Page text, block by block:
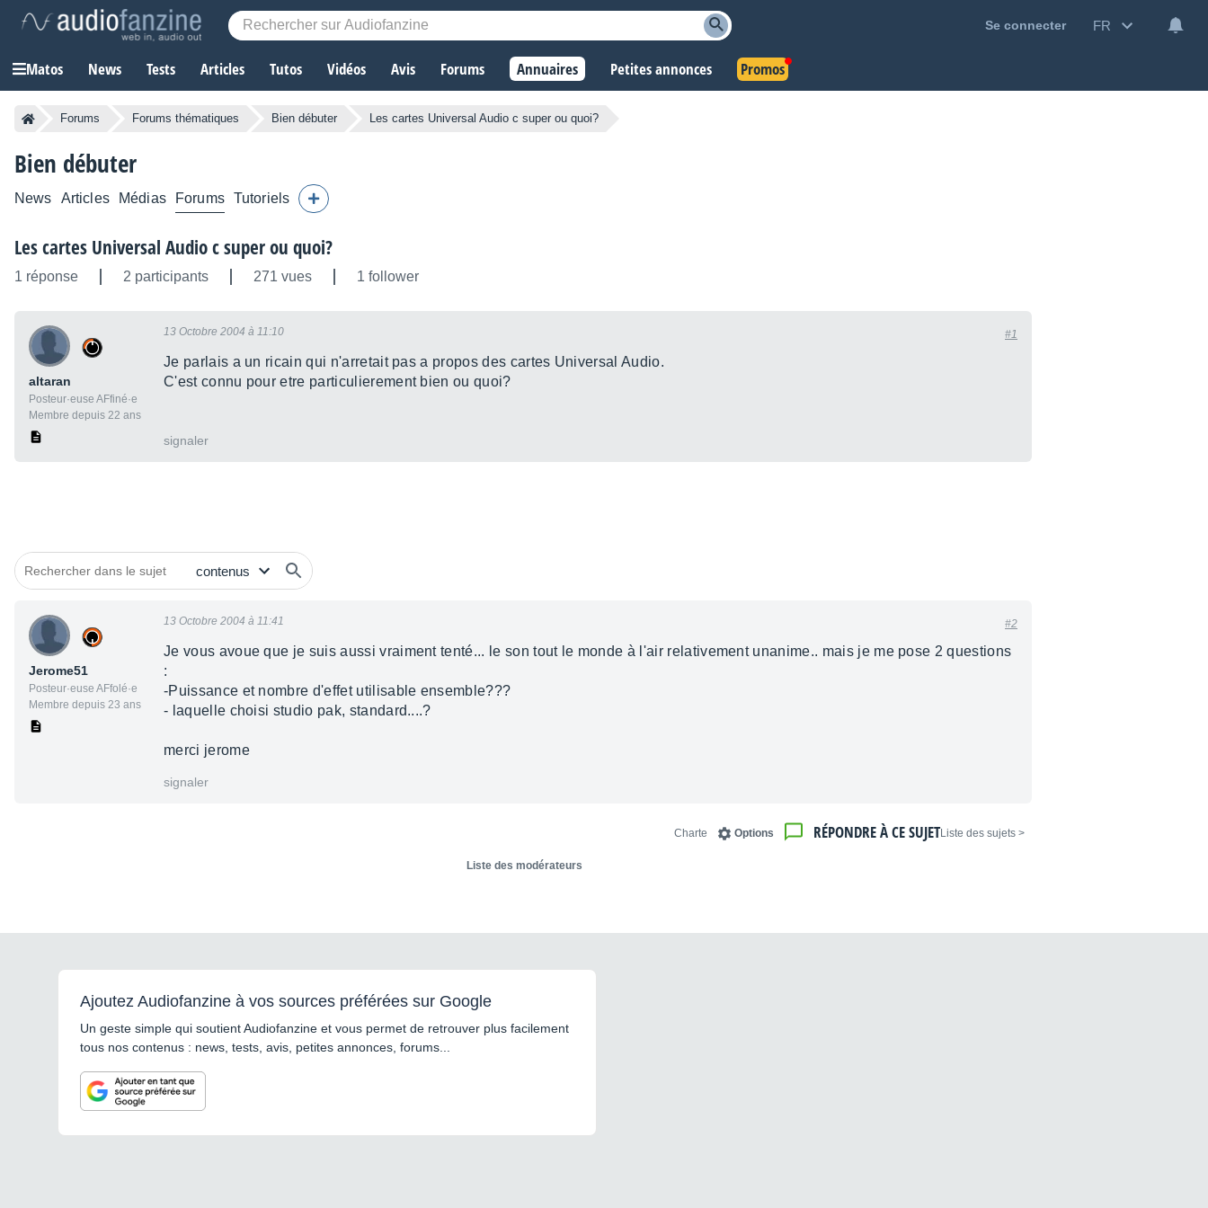
Se connecter FR
Matos News Tests Articles Tutos Vidéos Avis Forums Annuaires Petites annonces Promos
Forums Forums thématiques Bien débuter Les cartes Universal Audio c super ou quoi?
Bien débuter
News Articles Médias Forums Tutoriels
Les cartes Universal Audio c super ou quoi?
1 réponse 2 participants 271 vues 1 follower
altaran
Posteur·euse AFfiné·e
Membre depuis 22 ans
13 Octobre 2004 à 11:10 #1
Je parlais a un ricain qui n'arretait pas a propos des cartes Universal Audio.
C'est connu pour etre particulierement bien ou quoi?
signaler
Jerome51
Posteur·euse AFfolé·e
Membre depuis 23 ans
13 Octobre 2004 à 11:41 #2
Je vous avoue que je suis aussi vraiment tenté... le son tout le monde à l'air relativement unanime.. mais je me pose 2 questions
:
-Puissance et nombre d'effet utilisable ensemble???
- laquelle choisi studio pak, standard....?
merci jerome
signaler
< Liste des sujets
RÉPONDRE À CE SUJET
Options
Charte
Liste des modérateurs
Ajoutez Audiofanzine à vos sources préférées sur Google
Un geste simple qui soutient Audiofanzine et vous permet de retrouver plus facilement
tous nos contenus : news, tests, avis, petites annonces, forums...